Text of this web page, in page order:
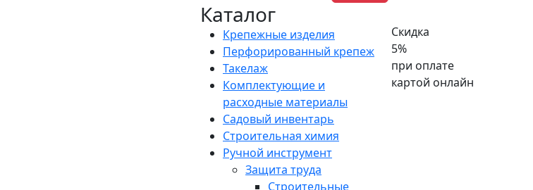
Каталог
Крепежные изделия
Перфорированный крепеж
Такелаж
Комплектующие и
расходные материалы
Садовый инвентарь
Строительная химия
Ручной инструмент
Защита труда
Строительные
Скидка
5%
при оплате
картой онлайн